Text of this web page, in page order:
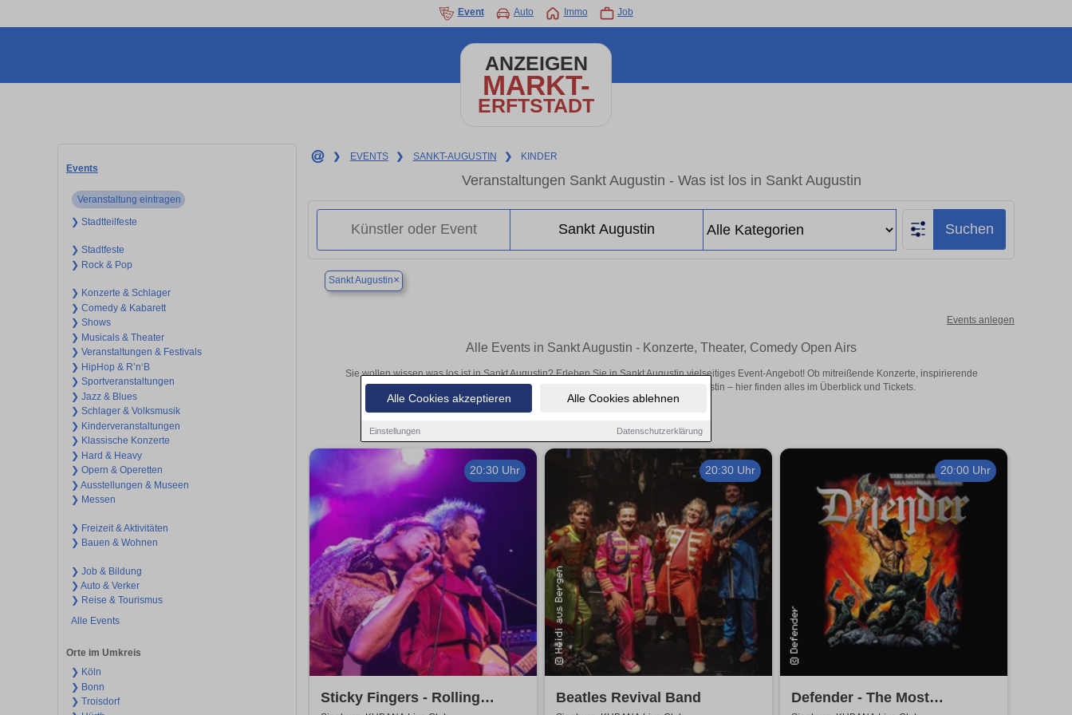
Alle Cookies akzeptieren Alle Cookies ablehnen
Einstellungen Datenschutzerklärung
Event Auto Immo Job
ANZEIGEN
MARKT-
ERFTSTADT
Events
Veranstaltung eintragen
❯ Stadtteilfeste
❯ Stadtfeste
❯ Rock & Pop
❯ Konzerte & Schlager
❯ Comedy & Kabarett
❯ Shows
❯ Musicals & Theater
❯ Veranstaltungen & Festivals
❯ HipHop & R’n‘B
❯ Sportveranstaltungen
❯ Jazz & Blues
❯ Schlager & Volksmusik
❯ Kinderveranstaltungen
❯ Klassische Konzerte
❯ Hard & Heavy
❯ Opern & Operetten
❯ Ausstellungen & Museen
❯ Messen
❯ Freizeit & Aktivitäten
❯ Bauen & Wohnen
❯ Job & Bildung
❯ Auto & Verker
❯ Reise & Tourismus
Alle Events
Orte im Umkreis
❯ Köln
❯ Bonn
❯ Troisdorf
❯ EVENTS ❯ SANKT-AUGUSTIN ❯ KINDER
Veranstaltungen Sankt Augustin - Was ist los in Sankt Augustin
Suchen
Sankt Augustin×
Events anlegen
Alle Events in Sankt Augustin - Konzerte, Theater, Comedy Open Airs
Sie wollen wissen was los ist in Sankt Augustin? Erleben Sie in Sankt Augustin vielseitiges Event-Angebot! Ob mitreißende Konzerte, inspirierende
Theateraufführungen oder aufregende Veranstaltungen in Sankt Augustin – hier finden alles im Überblick und Tickets.
20:30 Uhr
Sticky Fingers - Rolling
20:30 Uhr
Beatles Revival Band
20:00 Uhr
Defender - The Most